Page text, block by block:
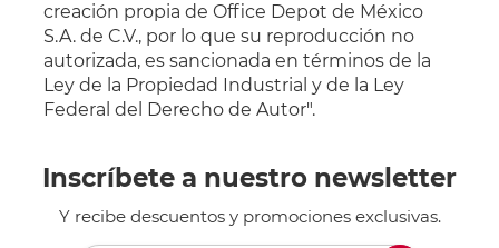
creación propia de Office Depot de México
S.A. de C.V., por lo que su reproducción no
autorizada, es sancionada en términos de la
Ley de la Propiedad Industrial y de la Ley
Federal del Derecho de Autor".
Inscríbete a nuestro newsletter
Y recibe descuentos y promociones exclusivas.